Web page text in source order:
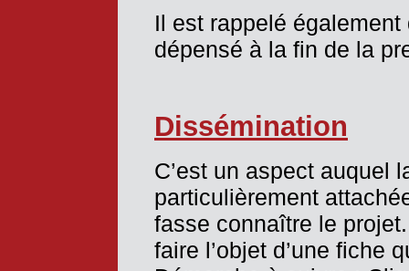
Il est rappelé également
dépensé à la fin de la
Dissémination
C’est un aspect auquel
particulièrement
fasse connaître le
faire l’objet d’une fiche